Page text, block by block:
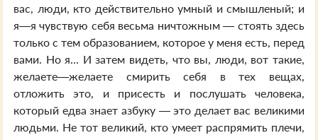
вас, люди, кто действительно умный и смышленый; и
я—я чувствую себя весьма ничтожным — стоять здесь
только с тем образованием, которое у меня есть, перед
вами. Но я... И затем видеть, что вы, люди, вот такие,
желаете—желаете смирить себя в тех вещах,
отложить это, и присесть и послушать человека,
который едва знает азбуку — это делает вас великими
людьми. Не тот великий, кто умеет распрямить плечи,